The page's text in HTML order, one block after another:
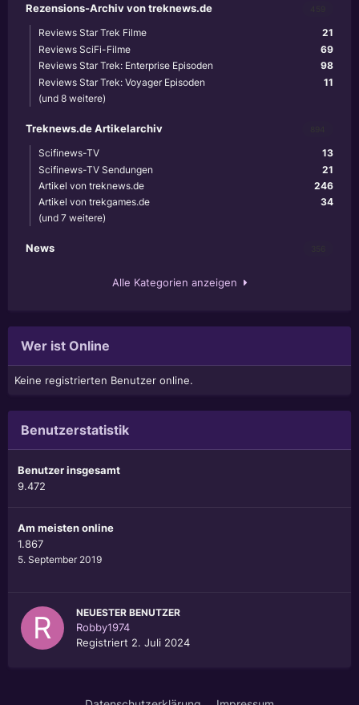
Rezensions-Archiv von treknews.de
21
Reviews Star Trek Filme
69
Reviews SciFi-Filme
98
Reviews Star Trek: Enterprise Episoden
11
Reviews Star Trek: Voyager Episoden
(und 8 weitere)
Treknews.de Artikelarchiv
13
Scifinews-TV
21
Scifinews-TV Sendungen
246
Artikel von treknews.de
34
Artikel von trekgames.de
(und 7 weitere)
News
Alle Kategorien anzeigen
Wer ist Online
Keine registrierten Benutzer online.
Benutzerstatistik
Benutzer insgesamt
9.472
Am meisten online
1.867
5. September 2019
NEUESTER BENUTZER
Robby1974
Registriert 2. Juli 2024